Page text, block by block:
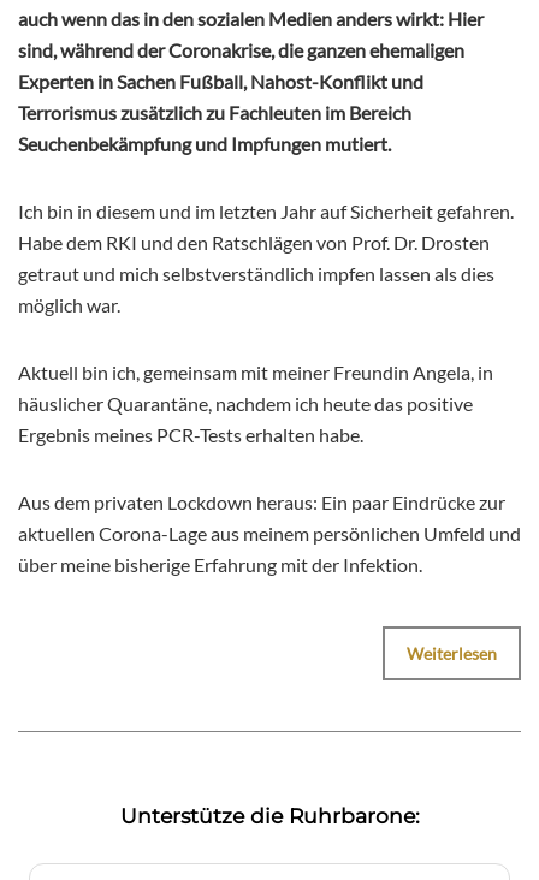
auch wenn das in den sozialen Medien anders wirkt: Hier
sind, während der Coronakrise, die ganzen ehemaligen
Experten in Sachen Fußball, Nahost-Konflikt und
Terrorismus zusätzlich zu Fachleuten im Bereich
Seuchenbekämpfung und Impfungen mutiert.
Ich bin in diesem und im letzten Jahr auf Sicherheit gefahren.
Habe dem RKI und den Ratschlägen von Prof. Dr. Drosten
getraut und mich selbstverständlich impfen lassen als dies
möglich war.
Aktuell bin ich, gemeinsam mit meiner Freundin Angela, in
häuslicher Quarantäne, nachdem ich heute das positive
Ergebnis meines PCR-Tests erhalten habe.
Aus dem privaten Lockdown heraus: Ein paar Eindrücke zur
aktuellen Corona-Lage aus meinem persönlichen Umfeld und
über meine bisherige Erfahrung mit der Infektion.
Weiterlesen
Unterstütze die Ruhrbarone: